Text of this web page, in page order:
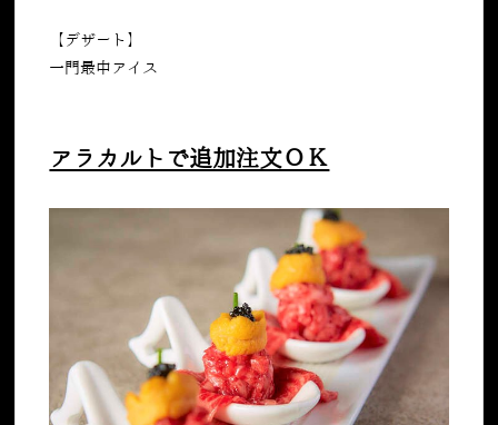
【デザート】
一門最中アイス
アラカルトで追加注文ＯＫ